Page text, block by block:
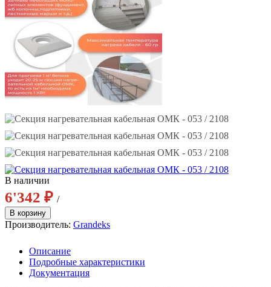
В наличии
6'342 ₽ /
Производитель: Grandeks
Описание
Подробные характеристики
Документация